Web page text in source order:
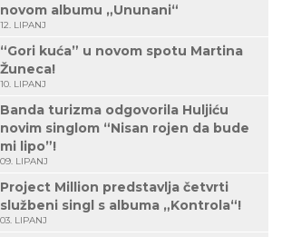
novom albumu „Ununani“
12. LIPANJ
“Gori kuća” u novom spotu Martina
Žuneca!
10. LIPANJ
Banda turizma odgovorila Huljiću
novim singlom “Nisan rojen da bude
mi lipo”!
09. LIPANJ
Project Million predstavlja četvrti
službeni singl s albuma „Kontrola“!
03. LIPANJ